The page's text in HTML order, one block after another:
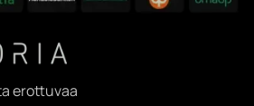
erottuvaa